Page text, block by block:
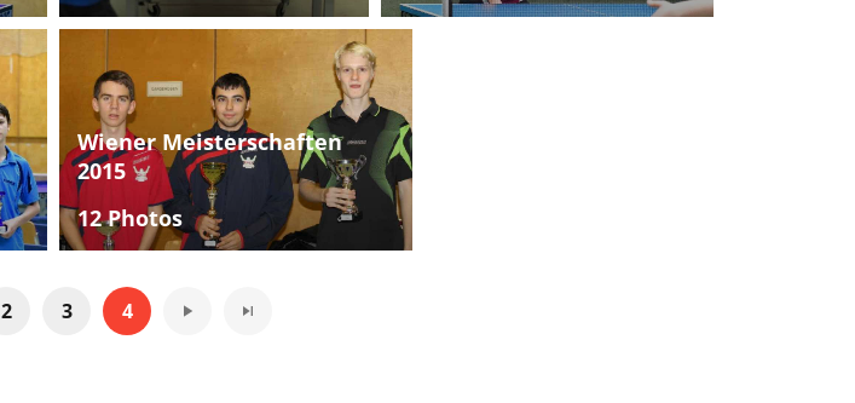
Wiener Meisterschaften
2015
12 Photos
2 3 4